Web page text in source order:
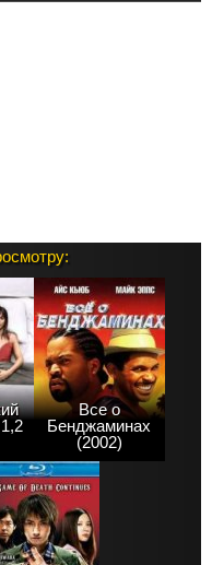
Все о
Бенджаминах
(2002)